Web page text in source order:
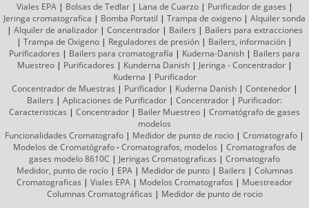
Viales EPA| Bolsas de Tedlar| Lana de Cuarzo| Purificador de gases |
Jeringa cromatografica | Bomba Portatil | Trampa de oxigeno | Alquiler sonda
| Alquiler de analizador| Concentrador| Bailers | Bailers para extracciones
| Trampa de Oxigeno | Reguladores de presión | Bailers, información |
Purificadores | Bailers para cromatografía | Kuderna-Danish | Bailers para
Muestreo| Purificadores | Kunderna Danish| Jeringa - Concentrador|
Kuderna | Purificador
Concentrador de Muestras | Purificador| Kuderna Danish| Contenedor|
Bailers | Aplicaciones de Purificador | Concentrador | Purificador:
Caracteristicas | Concentrador | Bailer Muestreo | Cromatógrafode gases
modelos
Funcionalidades Cromatografo | Medidor de punto de rocio | Cromatografo |
Modelos de Cromatógrafo-Cromatografos, modelos | Cromatografos de
gases modelo 8610C | Jeringas Cromatograficas | Cromatografo
Medidor, punto de rocío| EPA| Medidor de punto| Bailers | Columnas
Cromatograficas | Viales EPA | Modelos Cromatografos | Muestreador
Columnas Cromatográficas | Medidor de punto de rocio